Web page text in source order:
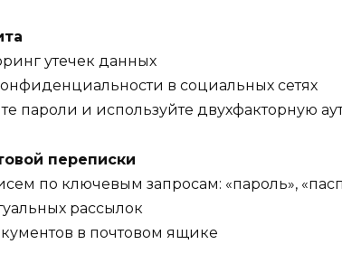
утечек данных
в социальных сетях
пароли и используйте двухфакторную
переписки
по ключевым запросам: «пароль»,
рассылок
в почтовом ящике